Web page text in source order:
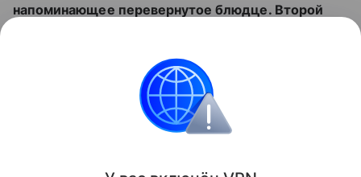
напоминающее перевернутое блюдце. Второй
полуметра в поперечнике, а по краю проходит
яркая лиловая кайма. За способность щипать и
обжигать кожу корнерот получил прозвище
"крапивный монстр".
Поделиться